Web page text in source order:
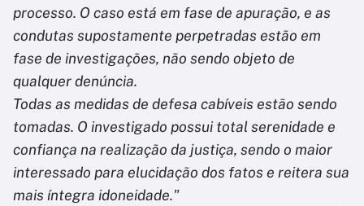
processo. O caso está em fase de apuração, e as
condutas supostamente perpetradas estão em
fase de investigações, não sendo objeto de
qualquer denúncia.
Todas as medidas de defesa cabíveis estão sendo
tomadas. O investigado possui total serenidade e
confiança na realização da justiça, sendo o maior
interessado para elucidação dos fatos e reitera sua
mais íntegra idoneidade."